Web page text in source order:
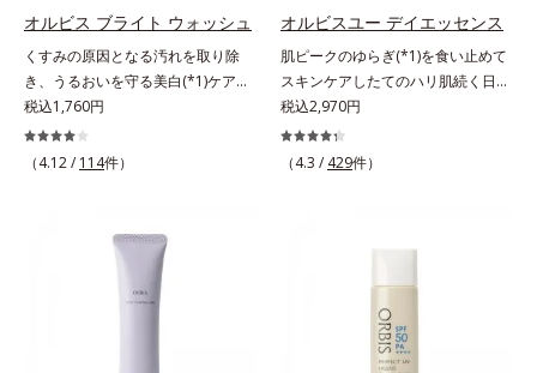
C(*8)」を採用。肌奥(*6)まで浸透
ラニンの生成を食い止めます。また
オルビス独自成分の「ブライトVC
コンプレックス(*9)」が、透明感を
阻害する原因(*10)にアプローチし
ます。さらに肌表面のなめらかさや
持続性、2種の保湿成分も配合し、
透明感を包括的にサポート。全方位
ケアのアプローチによって、肌本来
用。肌奥(*6)まで浸透し、シミやソ
バカスの原因となるメラニンの生成
を食い止めます。またオルビス独自
成分の「ブライトVCコンプレック
ス(*8)」が、透明感を阻害する原因
(*9)にアプローチします。さらに肌
表面のなめらかさやみずみずしさを
によって、肌本来の輝きを生かして
澄み渡る、輝き透明肌を叶えます。
L＝さっぱりタイプ（脂性肌～普通
肌）M＝しっとりタイプ（普通肌～
オルビス ブライト ウォッシュ
くすみの原因となる汚れを取り除
き、うるおいを守る美白(*1)ケアシ
リーズの洗顔料。業界初(*2)知見
「メラニンの第三のルート」である
「横のひろがり」に着目して、全方
てしまった紫外線ダメージをきっか
けに、肌深く(*5)では「メラニンに
じみ(*6)」が発現。シミやそばかす
という「点」だけでなく、透明感の
税込1,760円
（4.12 / 114件）
オルビスユー デイエッセンス
肌ピークのゆらぎ(*1)を食い止めて
スキンケアしたてのハリ肌続く日中
用美容液。起床直後にピークを迎
え、夕方から夜にかけて徐々にダウ
ンするハリのバイオリズムに着目し
して、うるおいをキープ。さらに紫
外線・近赤外線・大気汚染(*3)をカ
ットする成分を配合しており、外的
刺激から肌を守ります。肌の内側
税込2,970円
（4.3 / 429件）